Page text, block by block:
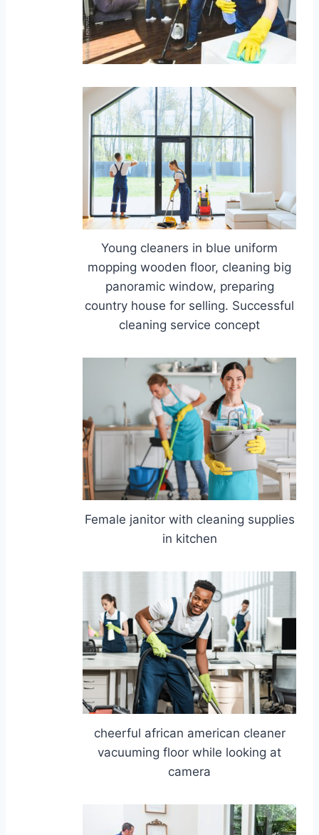
Young cleaners in blue uniform
mopping wooden floor, cleaning big
panoramic window, preparing
country house for selling. Successful
cleaning service concept
Female janitor with cleaning supplies
in kitchen
cheerful african american cleaner
vacuuming floor while looking at
camera